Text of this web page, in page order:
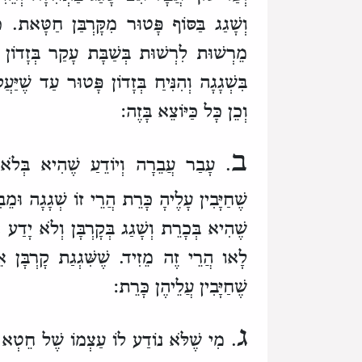
וְשָׁגַג בַּסּוֹף פָּטוּר מִקָּרְבַּן חַטָּאת.
מֵרְשׁוּת לִרְשׁוּת בְּשַׁבָּת עָקַר
בִּשְׁגָגָה וְהִנִּיחַ בְּזָדוֹן פָּטוּר עַד
וְכֵן כָּל כַּיּוֹצֵא בָּזֶה:
ב. עָבַר עֲבֵרָה וְיוֹדֵעַ שֶׁהִיא
שֶׁחַיָּבִין עָלֶיהָ כָּרֵת הֲרֵי זוֹ שְׁגָגָה
שֶׁהִיא בְּכָרֵת וְשָׁגַג בְּקָרְבָּן וְלֹא
לָאו הֲרֵי זֶה מֵזִיד. שֶׁשִּׁגְגַת קָרְבָּן
שֶׁחַיָּבִין עֲלֵיהֶן כָּרֵת:
ג. מִי שֶׁלֹּא נוֹדַע לוֹ עַצְמוֹ שֶׁל